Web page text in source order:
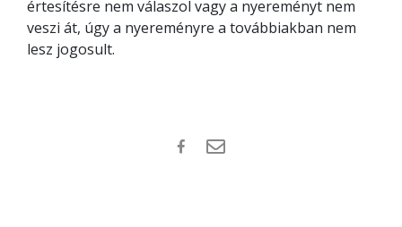
értesítésre nem válaszol vagy a nyereményt nem
veszi át, úgy a nyereményre a továbbiakban nem
lesz jogosult.